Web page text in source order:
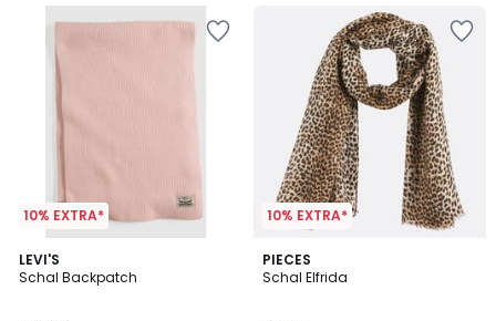
10% EXTRA*
LEVI'S
Schal Backpatch
4,8
/ 5
10% EXTRA*
PIECES
Schal Elfrida